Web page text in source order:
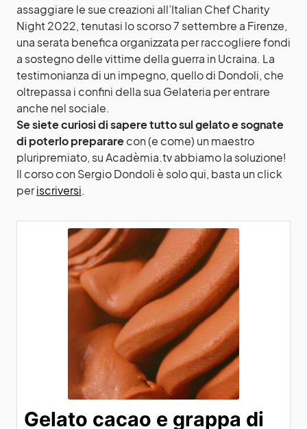
assaggiare le sue creazioni all’Italian Chef Charity
Night 2022, tenutasi lo scorso 7 settembre a Firenze,
una serata benefica organizzata per raccogliere fondi
a sostegno delle vittime della guerra in Ucraina. La
testimonianza di un impegno, quello di Dondoli, che
oltrepassa i confini della sua Gelateria per entrare
anche nel sociale.
Se siete curiosi di sapere tutto sul gelato e sognate
di poterlo prepararecon (e come) un maestro
pluripremiato, su Acadèmia.tv abbiamo la soluzione!
Il corso con Sergio Dondoli è solo qui, basta un click
periscriversi.
Gelato cacao e grappa di